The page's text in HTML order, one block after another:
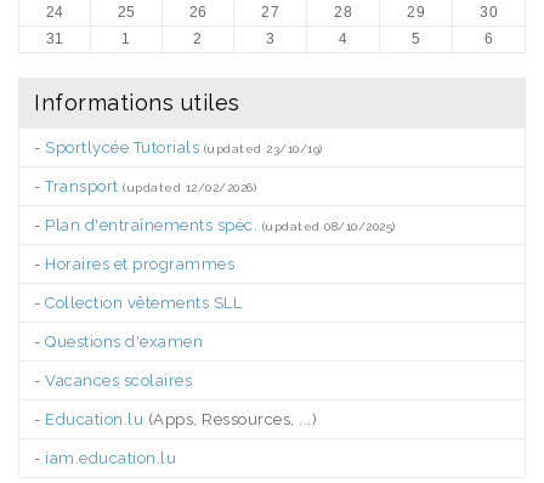
24
25 26 27 28 29
30
31
1 2 3 4 5 6
Informations utiles
- Sportlycée Tutorials (updated 23/10/19)
-Transport (updated 12/02/2026)
- Plan d'entraînements spéc. (updated 08/10/2025)
- Horaires et programmes
- Collection vêtements SLL
- Questions d'examen
- Vacances scolaires
- Education.lu (Apps, Ressources, ...)
- iam.education.lu